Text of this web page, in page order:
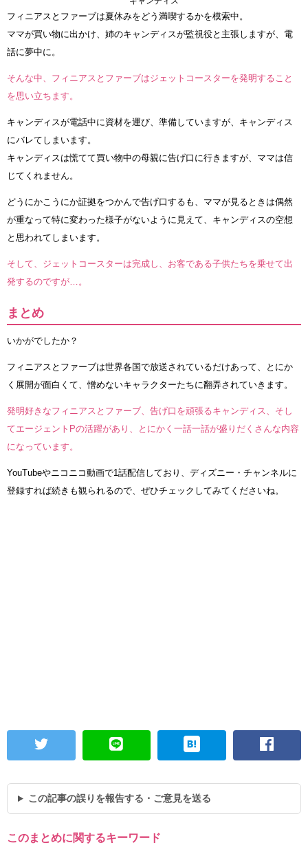
フィニアスとファーブは夏休みをどう満喫するかを模索中。
ママが買い物に出かけ、姉のキャンディスが監視役と主張しますが、電
話に夢中に。
そんな中、フィニアスとファーブはジェットコースターを発明すること
を思い立ちます。
キャンディスが電話中に資材を運び、準備していますが、キャンディス
にバレてしまいます。
キャンディスは慌てて買い物中の母親に告げ口に行きますが、ママは信
じてくれません。
どうにかこうにか証拠をつかんで告げ口するも、ママが見るときは偶然
が重なって特に変わった様子がないように見えて、キャンディスの空想
と思われてしまいます。
そして、ジェットコースターは完成し、お客である子供たちを乗せて出
発するのですが…。
まとめ
いかがでしたか？
フィニアスとファーブは世界各国で放送されているだけあって、とにか
く展開が面白くて、憎めないキャラクターたちに翻弄されていきます。
発明好きなフィニアスとファーブ、告げ口を頑張るキャンディス、そし
てエージェントPの活躍があり、とにかく一話一話が盛りだくさんな内容
になっています。
YouTubeやニコニコ動画で1話配信しており、ディズニー・チャンネルに
登録すれば続きも観られるので、ぜひチェックしてみてくださいね。
この記事の誤りを報告する・ご意見を送る
このまとめに関するキーワード